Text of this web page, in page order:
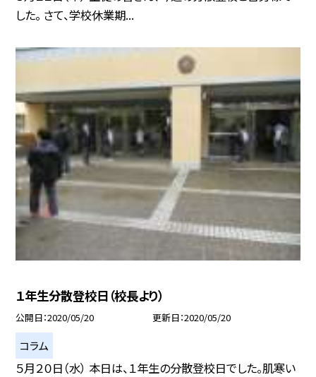
した。 さて、学校休業期...
１年生分散登校日（校長より）
公開日 2020/05/20 更新日 2020/05/20
コラム
５月２０日（水） 本日は、１年生の分散登校日でした。肌寒い